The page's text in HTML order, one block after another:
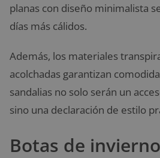
planas con diseño minimalista
días más cálidos.
Además, los materiales
acolchadas garantizan
sandalias no solo serán un
sino una declaración de estilo
Botas de